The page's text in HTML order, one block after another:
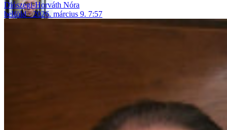
Diószegi-Horváth Nóra
belföld
2026. március 9. 7:57